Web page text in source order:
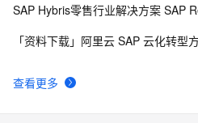
Code Execution Vulnerability
查看更多